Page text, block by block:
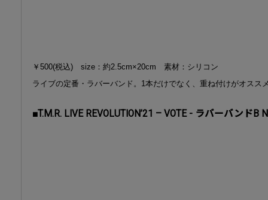
￥500(税込) size：約2.5cm×20cm 素材：シリコン
ライブの定番・ラバーバンド。1本だけでなく、重ね付けがオスス
■T.M.R. LIVE REVOLUTION’21 – VOTE - ラバーバンドB